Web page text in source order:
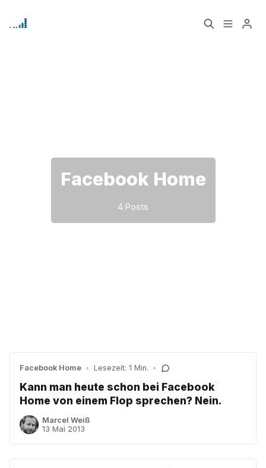
Facebook Home
4 Posts
Facebook Home • Lesezeit: 1 Min. •
Kann man heute schon bei Facebook
Home von einem Flop sprechen? Nein.
Marcel Weiß
13 Mai 2013